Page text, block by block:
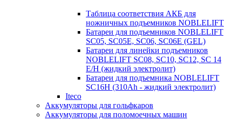
Таблица соответствия АКБ для
ножничных подъемников NOBLELIFT
Батареи для подъемников NOBLELIFT
SC05, SC05E, SC06, SC06E (GEL)
Батареи для линейки подъемников
NOBLELIFT SC08, SC10, SC12, SC 14
E/H (жидкий электролит)
Батареи для подъемника NOBLELIFT
SC16H (310Ah - жидкий электролит)
Iteco
Аккумуляторы для гольфкаров
Аккумуляторы для поломоечных машин